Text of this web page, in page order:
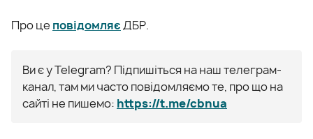
Про це повідомляєДБР.
Ви є у Telegram? Підпишіться на наш телеграм-
канал, там ми часто повідомляємо те, про що на
сайті не пишемо: https://t.me/cbnua